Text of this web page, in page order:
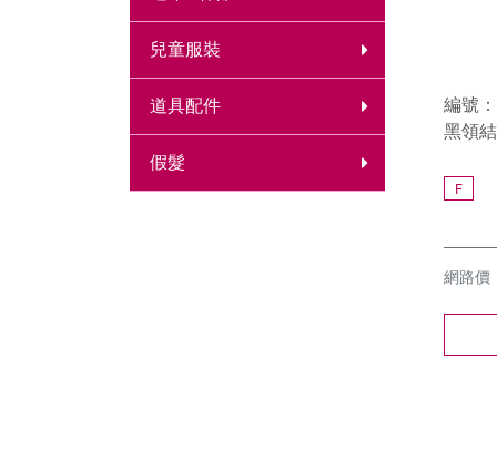
兒童服裝
道具配件
假髮
編號
黑領結
F
網路價